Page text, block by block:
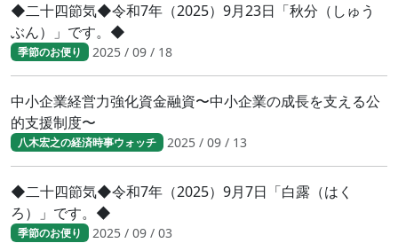
◆二十四節気◆令和7年（2025）9月23日「秋分（しゅう
ぶん）」です。◆
季節のお便り 2025 / 09 / 18
中小企業経営力強化資金融資〜中小企業の成長を支える公
的支援制度〜
八木宏之の経済時事ウォッチ 2025 / 09 / 13
◆二十四節気◆令和7年（2025）9月7日「白露（はく
ろ）」です。◆
季節のお便り 2025 / 09 / 03